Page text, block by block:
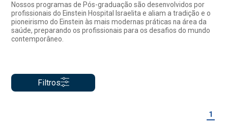
Nossos programas de Pós-graduação são desenvolvidos por
profissionais do Einstein Hospital Israelita e aliam a tradição e o
pioneirismo do Einstein às mais modernas práticas na área da
saúde, preparando os profissionais para os desafios do mundo
contemporâneo.
Filtros
1